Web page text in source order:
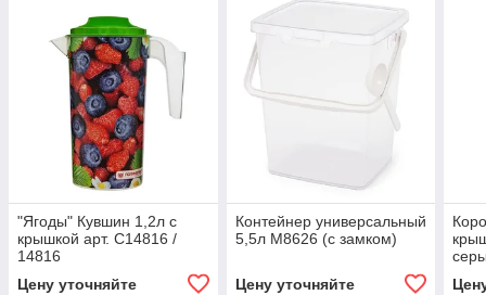
"Ягоды" Кувшин 1,2л с
крышкой арт. С14816 /
14816
Цену уточняйте
Контейнер универсальный
5,5л М8626 (с замком)
Цену уточняйте